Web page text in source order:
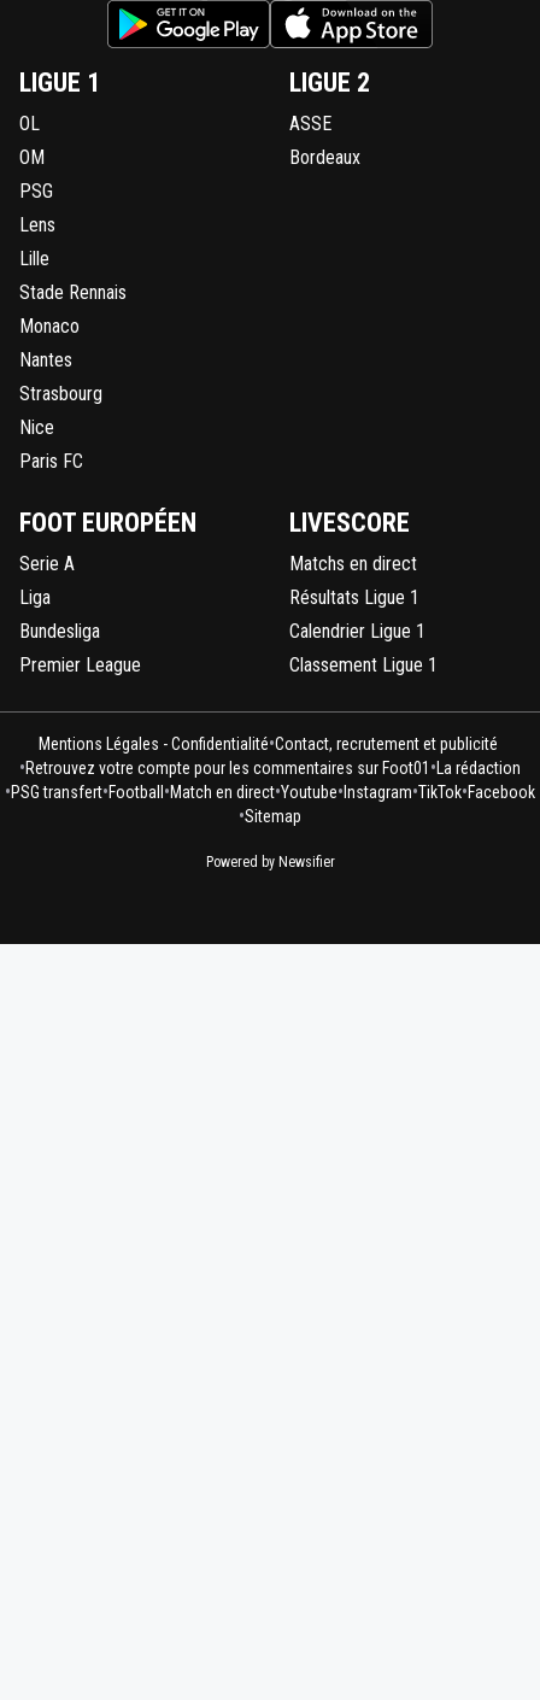
LIGUE 1
OL
OM
PSG
Lens
Lille
Stade Rennais
Monaco
Nantes
Strasbourg
Nice
Paris FC
LIGUE 2
ASSE
Bordeaux
FOOT EUROPÉEN
Serie A
Liga
Bundesliga
Premier League
LIVESCORE
Matchs en direct
Résultats Ligue 1
Calendrier Ligue 1
Classement Ligue 1
Mentions Légales - Confidentialité•Contact, recrutement et publicité
•Retrouvez votre compte pour les commentaires sur Foot01 •La rédaction
•PSG transfert•Football •Match en direct•Youtube• Instagram•TikTok•Facebook
•Sitemap
Powered by Newsifier